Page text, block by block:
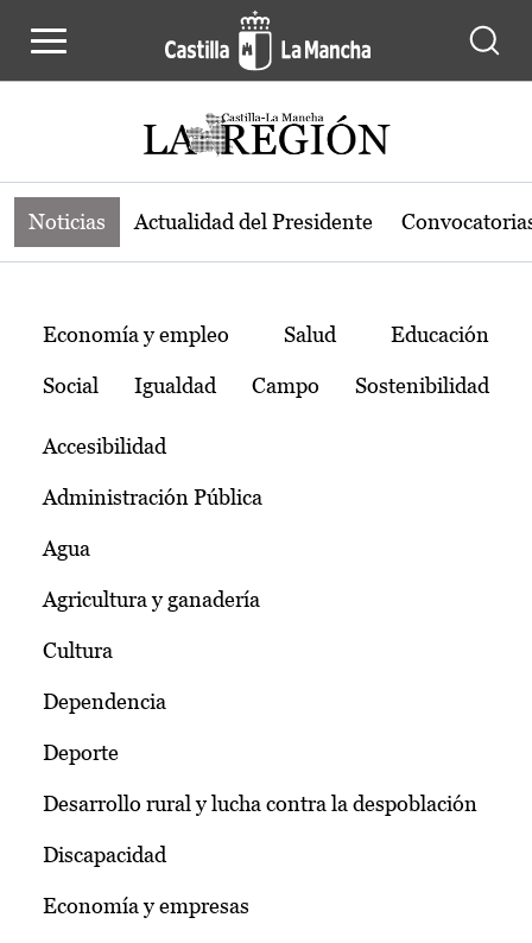
Noticias de la región de Castilla-La
Noticias Actualidad del Presidente
Temas
Economía y empleo Salud Educación
Social Igualdad Campo Sostenibilidad
Accesibilidad
Administración Pública
Agua
Agricultura y ganadería
Cultura
Dependencia
Deporte
Desarrollo rural y lucha contra la despoblación
Discapacidad
Economía y empresas